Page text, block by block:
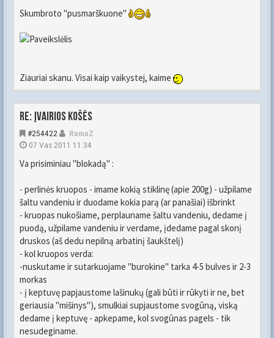
Skumbroto "pusmarškuone"
Ziauriai skanu. Visai kaip vaikystej, kaime
Re: Įvairios košės
#254422
RamaZ
07 Vas 2011 11:34
Va prisiminiau "blokadą" :
- perlinės kruopos - imame kokią stiklinę (apie 200g) - užpilame
šaltu vandeniu ir duodame kokia parą (ar panašiai) išbrinkt
- kruopas nukošiame, perplauname šaltu vandeniu, dedame į
puodą, užpilame vandeniu ir verdame, įdedame pagal skonį
druskos (aš dedu nepilną arbatinį šaukštelį)
- kol kruopos verda:
-nuskutame ir sutarkuojame "burokine" tarka 4-5 bulves ir 2-3
morkas
- į keptuvę papjaustome lašinukų (gali būti ir rūkyti ir ne, bet
geriausia "mišinys"), smulkiai supjaustome svogūną, viską
dedame į keptuvę - apkepame, kol svogūnas pagels - tik
nesudeginame.